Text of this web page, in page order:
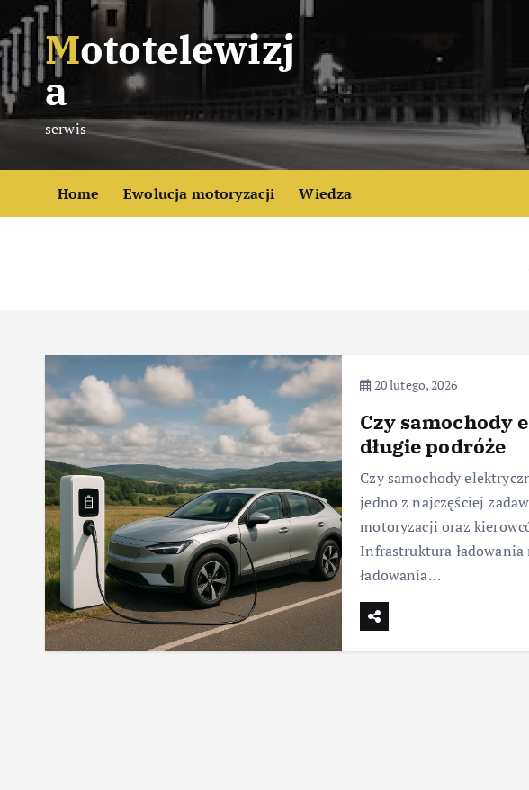
k
i
p
t
Mototelewizj
a
serwis
Home Ewolucja motoryzacji Wiedza
20 lutego, 2026
Czy samochody
długie podróże
Czy samochody
jedno z najczęściej
motoryzacji oraz
Infrastruktura
ładowania…